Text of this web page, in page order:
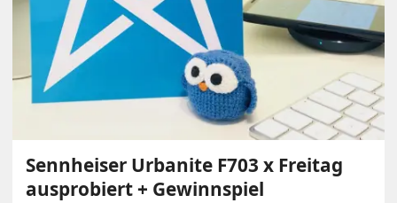
Sennheiser Urbanite F703 x Freitag
ausprobiert + Gewinnspiel